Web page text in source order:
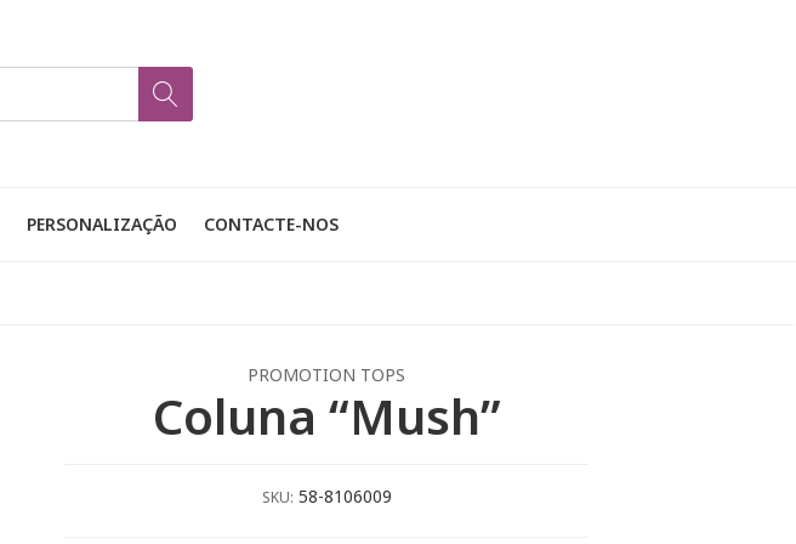
PERSONALIZAÇÃO CONTACTE-NOS
PROMOTION TOPS
Coluna “Mush”
SKU: 58-8106009